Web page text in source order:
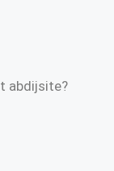
abdijsite?